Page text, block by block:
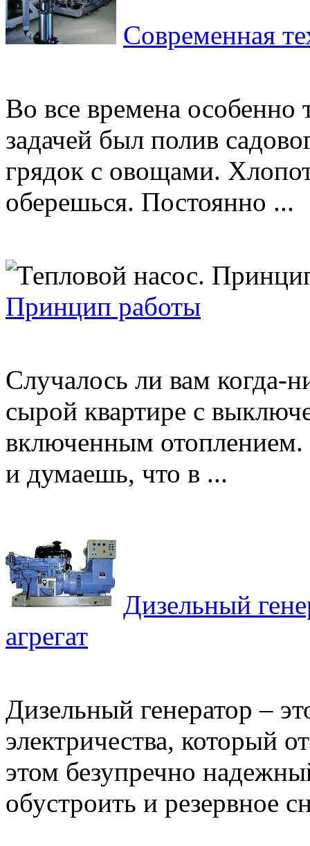
Современная
Во все времена особенно
задачей был полив
грядок с овощами.
оберешься. Постоянно ...
Принцип работы
Случалось ли вам когда-
сырой квартире с
включенным
и думаешь, что в ...
Дизельный
агрегат
Дизельный генератор –
электричества, который
этом безупречно
обустроить и резервное